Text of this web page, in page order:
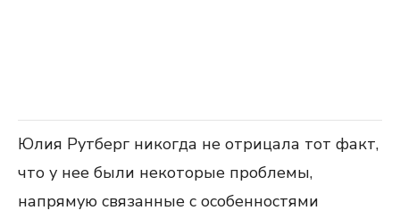
Юлия Рутберг никогда не отрицала тот факт,
что у нее были некоторые проблемы,
напрямую связанные с особенностями